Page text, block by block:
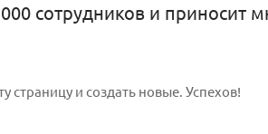
сотрудников и приносит
страницу и создать новые. Успехов!